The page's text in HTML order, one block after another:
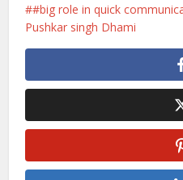
#big role in quick
Pushkar singh Dhami